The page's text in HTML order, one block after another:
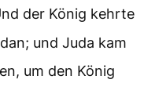
der König kehrte
und Juda kam
um den König